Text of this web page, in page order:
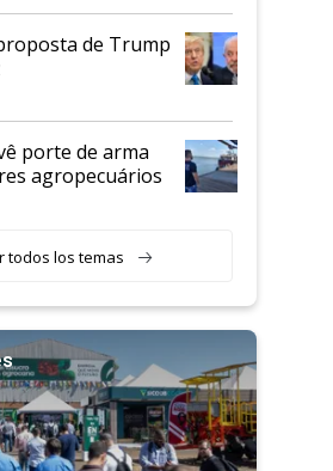
de Trump
porte de arma
agropecuários
todos los temas